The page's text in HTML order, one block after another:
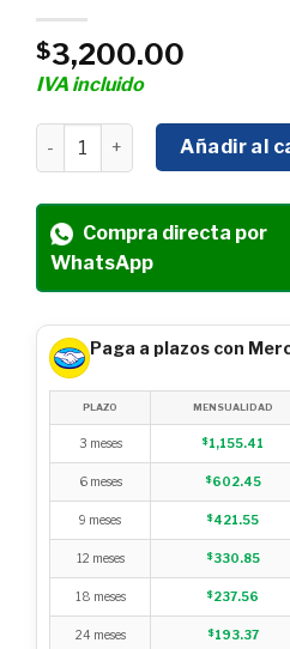
$3,200.00
IVA incluido
DESMALEZADORA 4Añadir al
Compra directa por
WhatsApp
Paga a plazos con
PLAZO MENSUALIDAD
3 meses $1,155.41
6 meses $602.45
9 meses $421.55
12 meses $330.85
18 meses $237.56
24 meses $193.37